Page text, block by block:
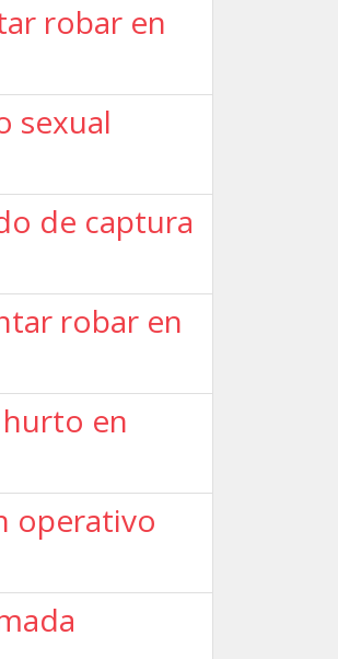
robar en
sexual
de captura
robar en
en
operativo